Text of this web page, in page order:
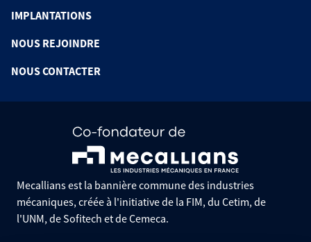
IMPLANTATIONS
NOUS REJOINDRE
NOUS CONTACTER
Mecallians est la bannière commune des industries
mécaniques, créée à l'initiative de la FIM, du Cetim, de
l'UNM, de Sofitech et de Cemeca.